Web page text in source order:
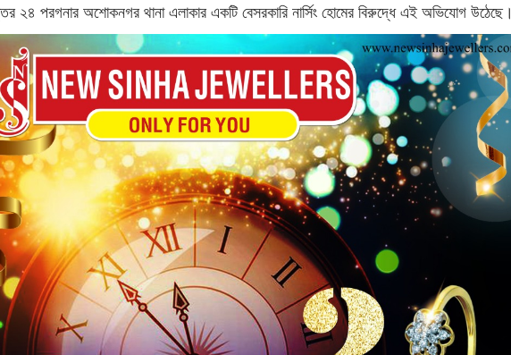
২৪ পরগনার অশোকনগর থানা এলাকার একটি বেসরকারি নার্সিং হোমের বিরুদ্ধে এই অভিযোগ উঠেছে।